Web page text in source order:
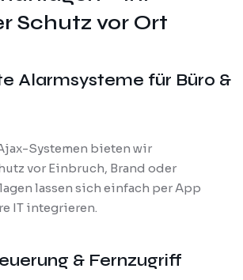
Schutz vor Ort
Alarmsysteme für Büro &
Systemen bieten wir
vor Einbruch, Brand oder
lassen sich einfach per App
IT integrieren.
& Fernzugriff